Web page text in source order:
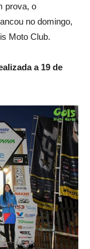
prova, o
no domingo,
Moto Club.
a 19 de